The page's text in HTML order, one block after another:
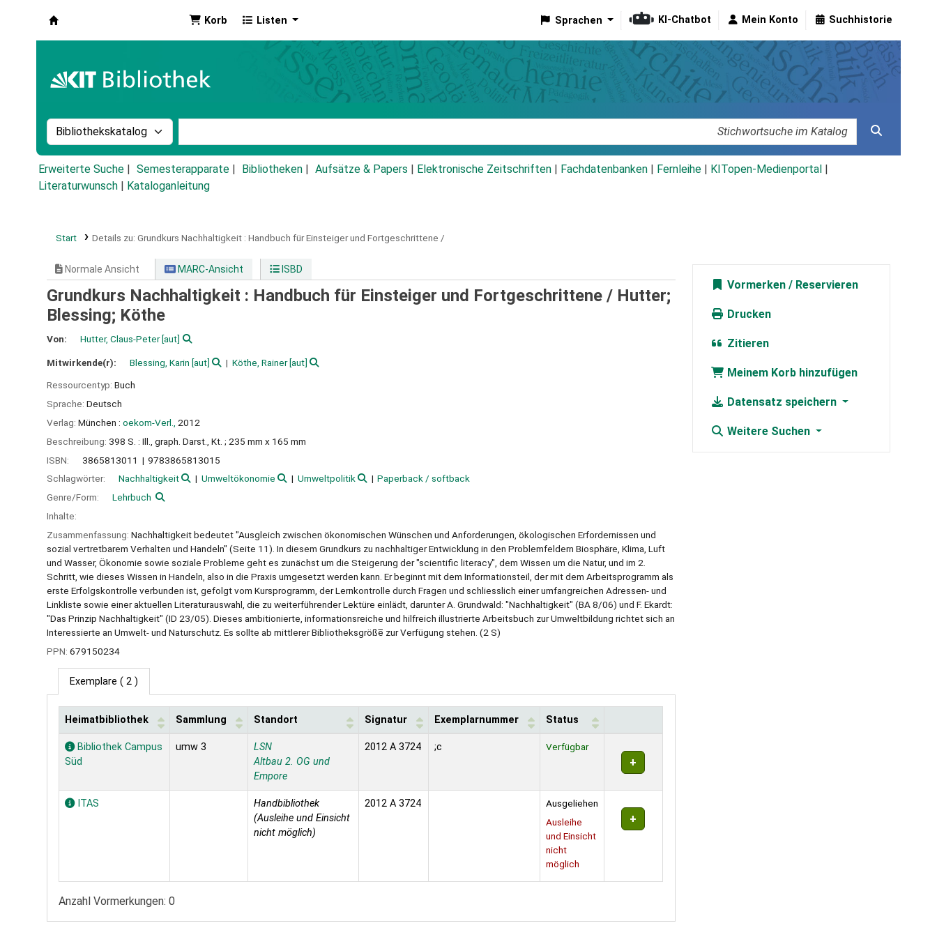
Korb Listen Sprachen KI-Chatbot Mein Konto Suchhistorie
Suche im Katalog nach:
Erweiterte Suche Semesterapparate Bibliotheken Aufsätze & Papers Elektronische Zeitschriften Fachdatenbanken Fernleihe KITopen-Medienportal
Literaturwunsch
Kataloganleitung
Start Details zu: Grundkurs Nachhaltigkeit : Handbuch für Einsteiger und Fortgeschrittene /
Normale Ansicht MARC-Ansicht ISBD
Grundkurs Nachhaltigkeit : Handbuch für Einsteiger und Fortgeschrittene / Hutter;
Blessing; Köthe
Von: Hutter, Claus-Peter[aut]
Mitwirkende(r): Blessing, Karin [aut] Köthe, Rainer[aut]
Ressourcentyp: Buch
Sprache: Deutsch
Verlag: München : oekom-Verl.,
2012
Beschreibung: 398 S. : Ill., graph. Darst., Kt. ; 235 mm x 165 mm
ISBN:
3865813011
9783865813015
Schlagwörter:
Nachhaltigkeit Umweltökonomie Umweltpolitik
Paperback / softback
Genre/Form:
Lehrbuch
Inhalte:
Zusammenfassung: Nachhaltigkeit bedeutet "Ausgleich zwischen ökonomischen Wünschen und Anforderungen, ökologischen Erfordernissen und
sozial vertretbarem Verhalten und Handeln" (Seite 11). In diesem Grundkurs zu nachhaltiger Entwicklung in den Problemfeldern Biosphäre, Klima, Luft
und Wasser, Ökonomie sowie soziale Probleme geht es zunächst um die Steigerung der "scientific literacy", dem Wissen um die Natur, und im 2.
Schritt, wie dieses Wissen in Handeln, also in die Praxis umgesetzt werden kann. Er beginnt mit dem Informationsteil, der mit dem Arbeitsprogramm als
erste Erfolgskontrolle verbunden ist, gefolgt vom Kursprogramm, der Lernkontrolle durch Fragen und schliesslich einer umfangreichen Adressen- und
Linkliste sowie einer aktuellen Literaturauswahl, die zu weiterführender Lektüre einlädt, darunter A. Grundwald: "Nachhaltigkeit" (BA 8/06) und F. Ekardt:
"Das Prinzip Nachhaltigkeit" (ID 23/05). Dieses ambitionierte, informationsreiche und hilfreich illustrierte Arbeitsbuch zur Umweltbildung richtet sich an
Interessierte an Umwelt- und Naturschutz. Es sollte ab mittlerer Bibliotheksgröße︢ zur Verfügung stehen. (2 S)
PPN: 679150234
Exemplare ( 2 )
Exemplare
Heimatbibliothek Sammlung Standort Signatur Exemplarnummer Status
Bibliothek Campus
Süd
umw 3
LSN
Altbau 2. OG und
Empore
2012 A 3724 ;c Verfügbar
ITAS
Handbibliothek
(Ausleihe und Einsicht
nicht möglich)
2012 A 3724
Ausgeliehen
Ausleihe
und Einsicht
nicht
möglich
Anzahl Vormerkungen: 0
Vormerken
Drucken
Zitieren
Meinem Korb hinzufügen
Datensatz speichern
Weitere Suchen